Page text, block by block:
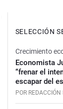
SELECCIÓN
Crecimiento
Economista
“frenar el
escapar del
POR REDACCIÓN